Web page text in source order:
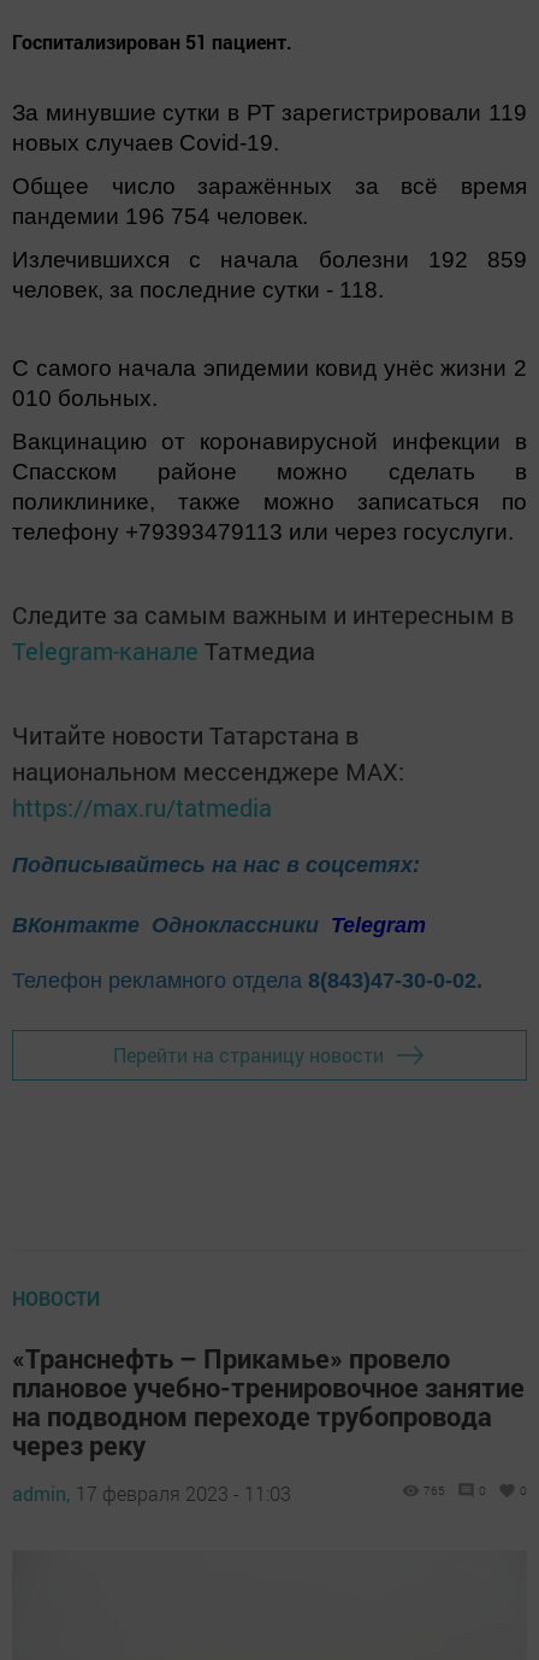
Госпитализирован 51 пациент.
За минувшие сутки в РТ зарегистрировали 119
новых случаев Covid-19.
Общее число заражённых за всё время
пандемии 196 754 человек.
Излечившихся с начала болезни 192 859
человек, за последние сутки - 118.
С самого начала эпидемии ковид унёс жизни 2
010 больных.
Вакцинацию от коронавирусной инфекции в
Спасском районе можно сделать в
поликлинике, также можно записаться по
телефону +79393479113 или через госуслуги.
Следите за самым важным и интересным в
Telegram-канале Татмедиа
Читайте новости Татарстана в
национальном мессенджере MАХ:
https://max.ru/tatmedia
Подписывайтесь на нас в соцсетях:
ВКонтакте Одноклассники Telegram
Телефон рекламного отдела 8(843)47-30-0-02.
Перейти на страницу новости
НОВОСТИ
«Транснефть – Прикамье» провело
плановое учебно-тренировочное занятие
на подводном переходе трубопровода
через реку
admin, 17 февраля 2023 - 11:03 765 0 0